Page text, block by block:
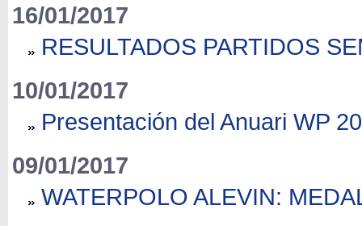
16/01/2017
RESULTADOS PARTIDOS
10/01/2017
Presentación del Anuari WP
09/01/2017
WATERPOLO ALEVIN: